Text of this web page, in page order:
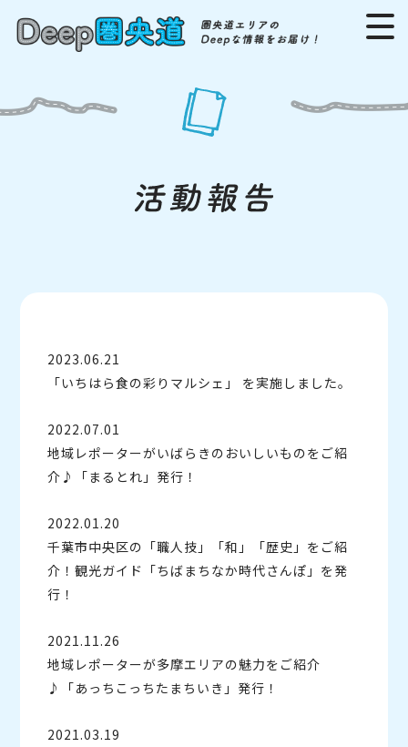
2023.06.21
「いちはら食の彩りマルシェ」 を実施しました。
2022.07.01
地域レポーターがいばらきのおいしいものをご紹
介♪「まるとれ」発行！
2022.01.20
千葉市中央区の「職人技」「和」「歴史」をご紹
介！観光ガイド「ちばまちなか時代さんぽ」を発
行！
2021.11.26
地域レポーターが多摩エリアの魅力をご紹介
♪「あっちこっちたまちいき」発行！
2021.03.19